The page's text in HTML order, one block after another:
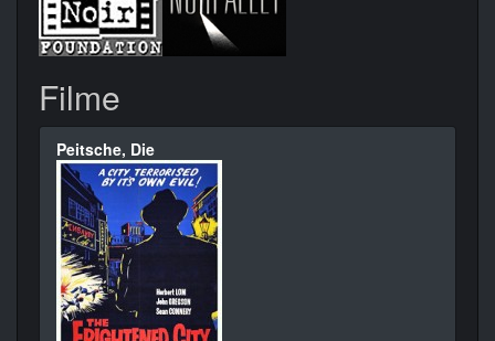
Filme
Peitsche, Die